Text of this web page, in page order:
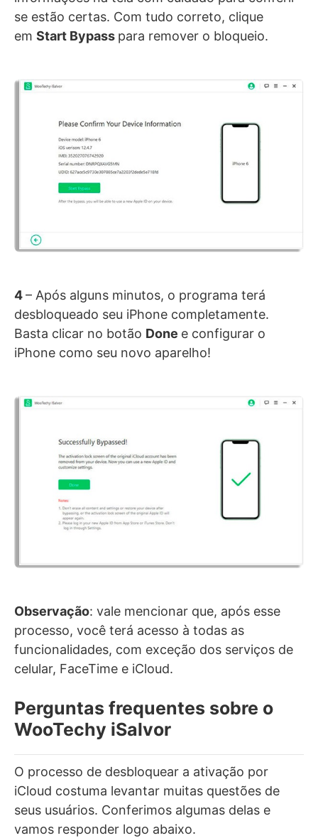
se estão certas. Com tudo correto, clique
em Start Bypass para remover o bloqueio.
4– Após alguns minutos, o programa terá
desbloqueado seu iPhone completamente.
Basta clicar no botão Done e configurar o
iPhone como seu novo aparelho!
Observação: vale mencionar que, após esse
processo, você terá acesso à todas as
funcionalidades, com exceção dos serviços de
celular, FaceTime e iCloud.
Perguntas frequentes sobre o
WooTechy iSalvor
O processo de desbloquear a ativação por
iCloud costuma levantar muitas questões de
seus usuários. Conferimos algumas delas e
vamos responder logo abaixo.